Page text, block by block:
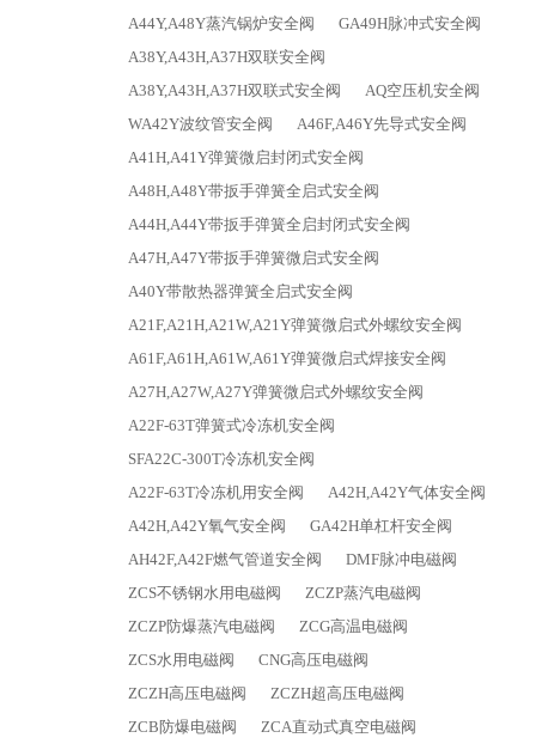
A44Y,A48Y蒸汽锅炉安全阀
GA49H脉冲式安全阀
A38Y,A43H,A37H双联安全阀
A38Y,A43H,A37H双联式安全阀
AQ空压机安全阀
WA42Y波纹管安全阀
A46F,A46Y先导式安全阀
A41H,A41Y弹簧微启封闭式安全阀
A48H,A48Y带扳手弹簧全启式安全阀
A44H,A44Y带扳手弹簧全启封闭式安全阀
A47H,A47Y带扳手弹簧微启式安全阀
A40Y带散热器弹簧全启式安全阀
A21F,A21H,A21W,A21Y弹簧微启式外螺纹安全阀
A61F,A61H,A61W,A61Y弹簧微启式焊接安全阀
A27H,A27W,A27Y弹簧微启式外螺纹安全阀
A22F-63T弹簧式冷冻机安全阀
SFA22C-300T冷冻机安全阀
A22F-63T冷冻机用安全阀
A42H,A42Y气体安全阀
A42H,A42Y氧气安全阀
GA42H单杠杆安全阀
AH42F,A42F燃气管道安全阀
DMF脉冲电磁阀
ZCS不锈钢水用电磁阀
ZCZP蒸汽电磁阀
ZCZP防爆蒸汽电磁阀
ZCG高温电磁阀
ZCS水用电磁阀
CNG高压电磁阀
ZCZH高压电磁阀
ZCZH超高压电磁阀
ZCB防爆电磁阀
ZCA直动式真空电磁阀